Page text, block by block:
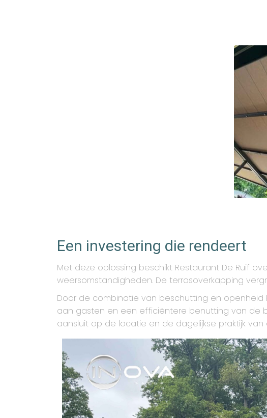
Een investering die rendeert
Met deze oplossing beschikt Restaurant De Ruif
weersomstandigheden. De terrasoverkapping
Door de combinatie van beschutting en
aan gasten en een efficiëntere benutting van de
aansluit op de locatie en de dagelijkse praktijk van